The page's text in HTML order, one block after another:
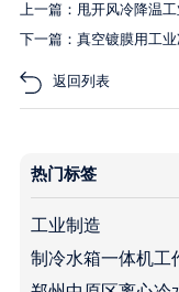
上一篇：甩开风冷降温
下一篇：真空镀膜用工
返回列表
热门标签
工业制造
制冷水箱一体机工